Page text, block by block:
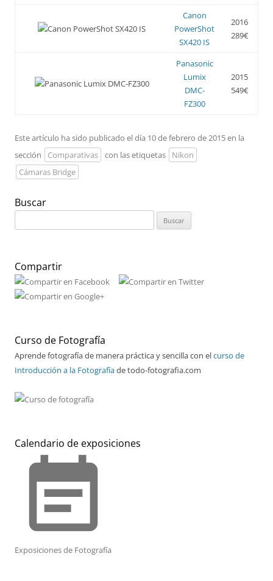
Canon
PowerShot
SX420 IS
2016
289€
Panasonic
Lumix
DMC-
FZ300
2015
549€
Este artículo ha sido publicado el día 10 de febrero de 2015 en la
sección
Comparativas con las etiquetas
Nikon
Cámaras Bridge
Buscar
Compartir
Curso de Fotografía
Aprende fotografía de manera práctica y sencilla con elcurso de
Introducción a la Fotografíade todo-fotografia.com
Calendario de exposiciones
event_note
Exposiciones de Fotografía